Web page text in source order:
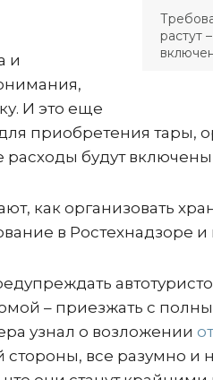
растут
и
И это еще
приобретения тары,
будут
как организовать
в Ростехнадзоре и
– приезжать с
узнал о возложении
стороны, все разумно и